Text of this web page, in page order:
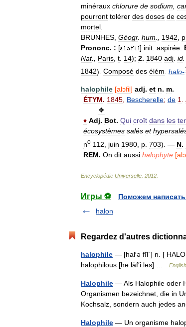
minéraux chlorure de sodium
pourront tolérer des doses de
mortel
BRUNHES Géogr. hum 1942 p
Prononc. : [ ] init aspirée
Nat., Paris t 14); 2. 1840 adj id
1842). Composé des élém halo-1
halophile [alɔfil] adj. et n. m.
ÉTYM. 1845, Bescherelle; de 1.
❖
♦ Adj. Bot. Qui croît dans les
écosystèmes salés et
no 112 juin 1980 p 703). — N.
REM. On dit aussi halophyte [
Encyclopédie Universelle 2012
Игры ⚽
Поможем
halon
Regardez d'autres
halophile — [hal′ə fīl΄] n. [
halophilous [hə läf′i ləs] …
Halophile — Als Halophile oder
Organismen bezeichnet, die in
Kochsalz, sondern auch jedes
Halophile — Un organisme